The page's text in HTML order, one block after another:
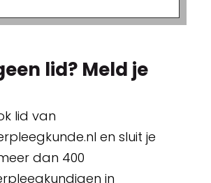
lid? Meld je
lid van
en sluit je
dan 400
in